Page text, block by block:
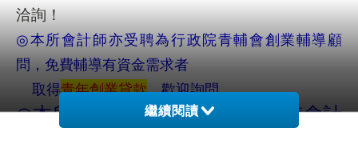
洽詢！
◎本所會計師亦受聘為行政院青輔會創業輔導顧
問，免費輔導有資金需求者
取得青年創業貸款，歡迎詢問。
◎本所由取得國家會計師以及大陸會計
繼續閱讀